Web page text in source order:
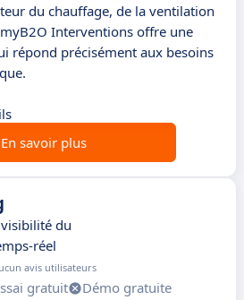
du chauffage, de la ventilation
Interventions offre une
répond précisément aux besoins
En savoir plus
du
réel
avis utilisateurs
gratuit
Démo gratuite